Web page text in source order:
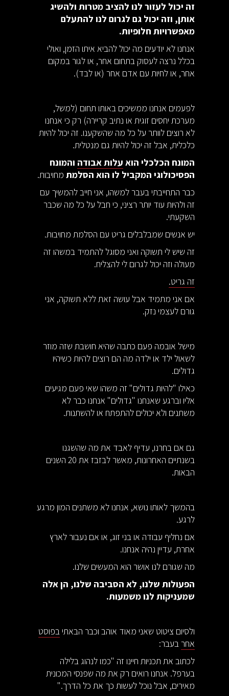
זה יכול לעזור לנו להציב מטרות ולהשיג
אותן, וזה יכול גם לגרום לנו להתעלם
מאפשרויות חלופיות.
אנחנו לא יודעים מה יכול להביא איתו הזמן, ואולי
בכלל נרצה לעסוק בתחום אחר, או לגור במקום
אחר, או לחיות עם אדם אחר (או לבד).
לפעמים אנחנו ממשיכים באותו תחום (למשל,
מערכת יחסים זוגית או נתיב קריירה) רק כי אנחנו
לא רוצים לוותר על כל מה שהשקענו. זה יכול להיות
כלכלית, אבל זה יכול להיות גם מנטלית.
המונח הכלכלי הוא עלות אבודה והמונח
הפסיכולוגי המקביל לו הוא הסלמת מחויבות.
כבר התחייבתי בעבר למשהו, אני חייב להמשיך עם
זה ולהיות עוד יותר רציני, כי חבל על כל מה שכבר
השקעתי.
יש אנשים שמבלבלים גריט עם הסלמת מחויבות.
זה שיש לי תשוקה ואני מסוגל להתמיד במשהו זה
מעולה וזה יכול לגרום לי להצליח.
זה גריט.
אם אני מתמיד אבל עושה זאת ללא תשוקה, אני
גורם לעצמי נזק.
מישל אובמה פעם כתבה שהיא חושבת שזה מוזר
לשאול ילד או ילדה מה הם רוצים להיות כשיהיו
גדולים.
כאילו "להיות גדולים" זה משהו שאי פעם מגיעים
אליו וברגע שאנחנו "גדולים" אנחנו כבר לא
משתנים ולא יכולים להתפתח או להשתנות.
גם אם בחרנו, עדיף לאבד את מה שהשגנו
בשנתיים האחרונות, מאשר לבזבז את 20 השנים
הבאות.
בהמשך לאותו נושא, אנחנו לא משתנים המון מרגע
לרגע.
אם נחליף עבודה או בני זוג, או אם נעבור לארץ
אחרת, עדיין נהיה אנחנו.
מה שגורם לנו אושר הוא המעשים שלנו.
הפעולות שלנו, לא הסביבה שלנו, הן אלה
שמעניקות לנו משמעות.
ולסיום ציטוט שאני מאוד אוהב וכבר הבאתיבפוסט
אחרבעבר:
לכתוב את תכניות חיינו זה "כמו לנהוג בלילה
בערפל. אנחנו רואים רק את מה שפנסי המכונית
מאירים, אבל נוכל לעשות כך את כל הדרך."